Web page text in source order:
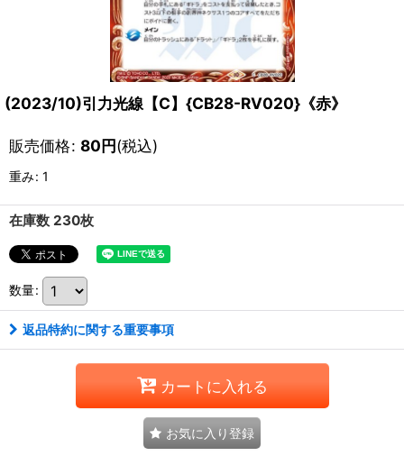
(2023/10)引力光線【C】{CB28-RV020}《赤》
販売価格: 80円(税込)
重み: 1
在庫数 230枚
数量:
返品特約に関する重要事項
カートに入れる
お気に入り登録